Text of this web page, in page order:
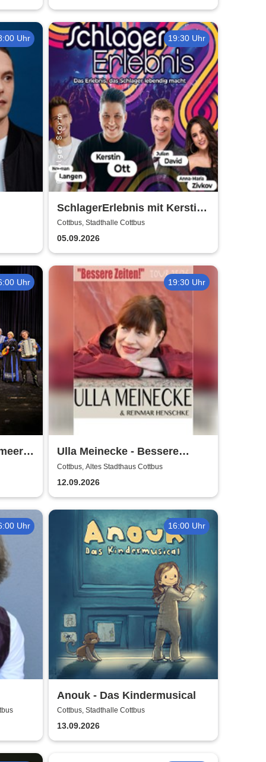
Uhr 19:30 Uhr
SchlagerErlebnis mit Kerstin
Ott u.v.a. - Kerstin Ott,
Norman Langen, Julian David
Cottbus, Stadthalle Cottbus
05.09.2026
Uhr 19:30 Uhr
Ulla Meinecke - Bessere
Zeiten Tour
Cottbus, Altes Stadthaus Cottbus
12.09.2026
Uhr 16:00 Uhr
Anouk - Das Kindermusical
Cottbus, Stadthalle Cottbus
13.09.2026